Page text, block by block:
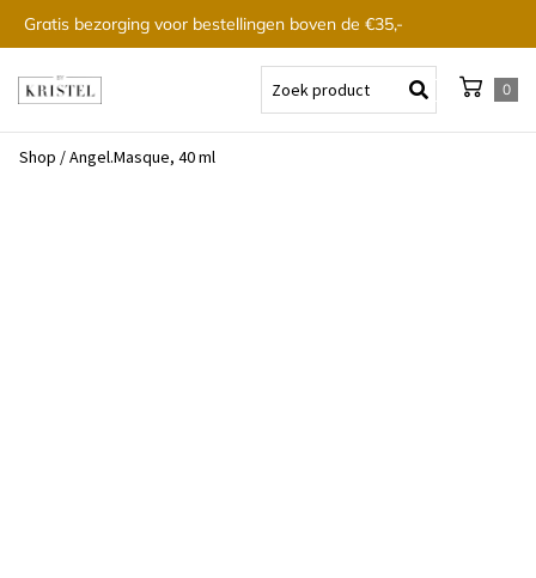
Gratis bezorging voor bestellingen boven de €35,-
0
Shop /Angel.Masque, 40 ml